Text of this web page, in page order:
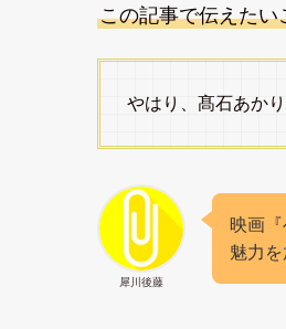
この記事で伝えたい
やはり、髙石あか
犀川後藤
映画
魅力